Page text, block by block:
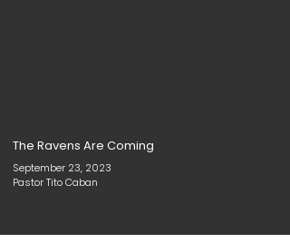
The Ravens Are Coming
September 23, 2023
Pastor Tito Caban